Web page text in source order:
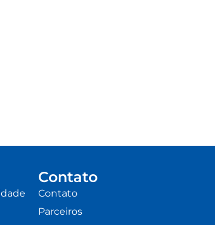
Contato
Contato
Parceiros